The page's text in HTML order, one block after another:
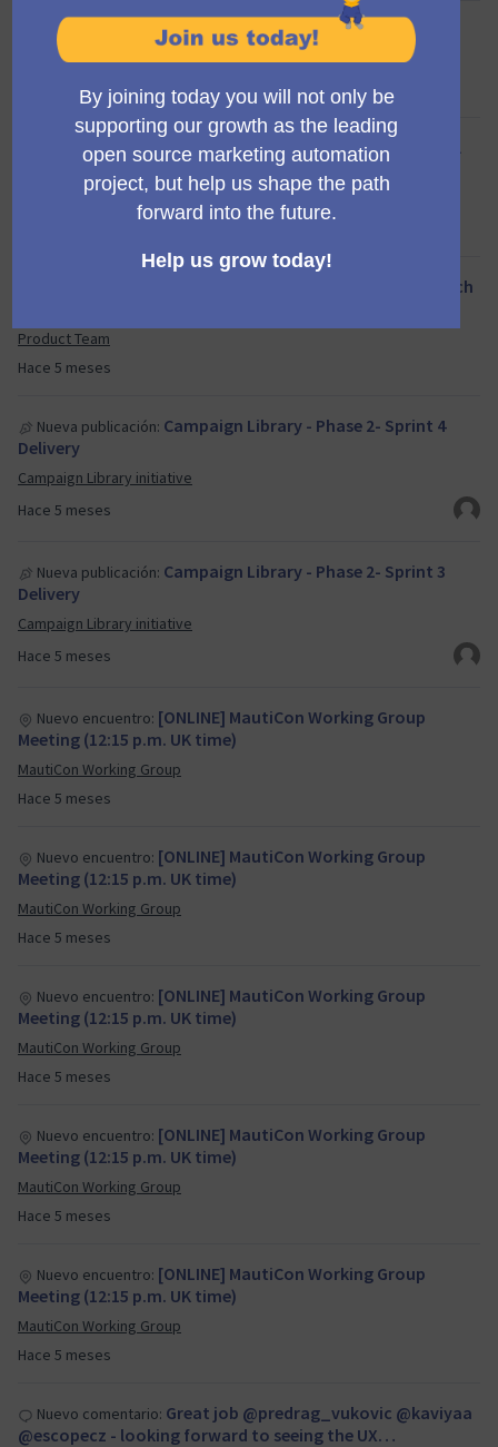
Hace 5 meses
Nuevo encuentro: Release planning meeting
Propose new Mautic features
Nuevo encuentro: [Monthly] Developer onboarding - April
Product Team
Hace 5 meses
[Monthly] Developer onboarding - March
Product Team
Hace 5 meses
Nueva publicación: Campaign Library - Phase 2- Sprint 4
Delivery
Campaign Library initiative
Hace 5 meses
Nueva publicación: Campaign Library - Phase 2- Sprint 3
Delivery
Campaign Library initiative
Hace 5 meses
Nuevo encuentro: [ONLINE] MautiCon Working Group
Meeting (12:15 p.m. UK time)
MautiCon Working Group
Hace 5 meses
Nuevo encuentro: [ONLINE] MautiCon Working Group
Meeting (12:15 p.m. UK time)
MautiCon Working Group
Hace 5 meses
Nuevo encuentro: [ONLINE] MautiCon Working Group
Meeting (12:15 p.m. UK time)
MautiCon Working Group
Hace 5 meses
Nuevo encuentro: [ONLINE] MautiCon Working Group
Meeting (12:15 p.m. UK time)
MautiCon Working Group
Hace 5 meses
Nuevo encuentro: [ONLINE] MautiCon Working Group
Meeting (12:15 p.m. UK time)
MautiCon Working Group
Nuevo comentario: Great job @predrag_vukovic @kaviyaa
@escopecz - looking forward to seeing the UX…